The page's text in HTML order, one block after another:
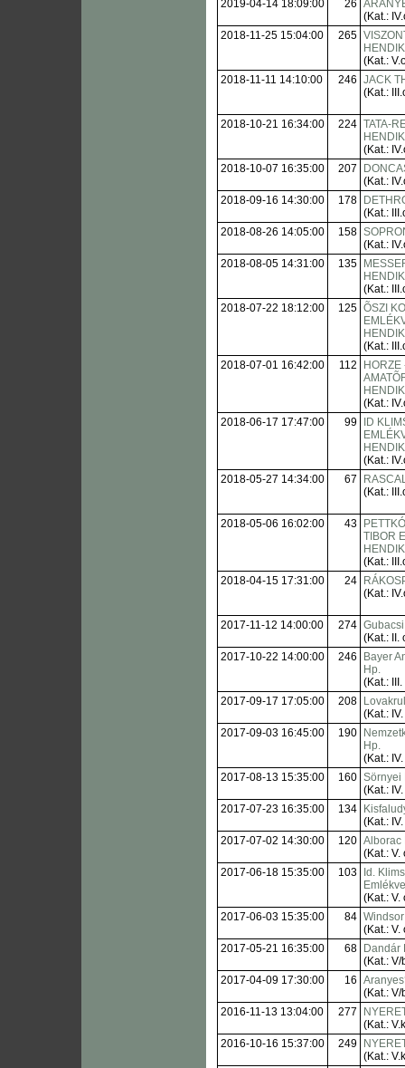
2019-04-14 18:09:00 26
(Kat.:
2018-11-25 15:04:00
265
(Kat.:
2018-11-11 14:10:00
246 JACK
(Kat.:
2018-10-21 16:34:00 224 TATA-
(Kat.:
2018-10-07 16:35:00
207
(Kat.:
2018-09-16 14:30:00
178
(Kat.:
2018-08-26 14:05:00
158
(Kat.:
2018-08-05 14:31:00
135
(Kat.:
2018-07-22 18:12:00
125 ÕSZI
(Kat.:
2018-07-01 16:42:00
112
HORZE
(Kat.:
2018-06-17 17:47:00
99
ID
(Kat.:
2018-05-27 14:34:00
67
(Kat.:
2018-05-06 16:02:00 43
TIBOR
(Kat.:
2018-04-15 17:31:00
24
(Kat.:
2017-11-12 14:00:00 274
(Kat.: II.
2017-10-22 14:00:00
246
Bayer
Hp.
(Kat.: III.
2017-09-17 17:05:00
208
(Kat.:
2017-09-03 16:45:00
190
Hp.
(Kat.:
2017-08-13 15:35:00
160 Sörnyei
(Kat.:
2017-07-23 16:35:00
134
(Kat.:
2017-07-02 14:30:00
120 Alborac
(Kat.: V.
2017-06-18 15:35:00
103
Id.
(Kat.: V.
2017-06-03 15:35:00
84
(Kat.: V.
2017-05-21 16:35:00
68
Dandár
(Kat.: V/
2017-04-09 17:30:00
16
(Kat.: V/
2016-11-13 13:04:00
277
(Kat.:
2016-10-16 15:37:00
249
(Kat.: